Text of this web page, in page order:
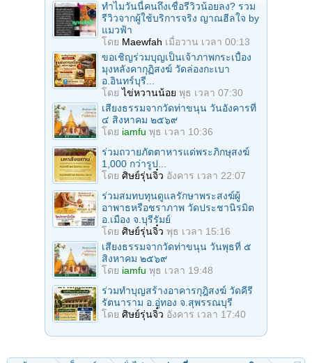
ทำไมวันนี้คนถึงเชื่อรีวิวน้อยลง? รวม
รีวิวจากผู้ใช้บริการจริง ญาณฮีลใจ by
แมวฟ้า
โดย Maewfah เมื่อวาน เวลา 00:13
ขอเชิญร่วมบุญเป็นเจ้าภาพกระเบื้อง
มุงหลังคากุฏิสงฆ์ วัดล่องกะเบา
อ.อินทร์บุรี...
โดยไข่หวานน้อย พุธ เวลา 07:30
เสียงธรรมจากวัดท่าขนุน วันอังคารที่
๔ สิงหาคม ๒๕๖๙
โดย iamfu พุธ เวลา 10:36
ร่วมถวายภัตตาหารแด่พระภิกษุสงฆ์
1,000 กว่ารูป...
โดย ศิษย์รุ่นจิ๋ว อังคาร เวลา 22:07
ร่วมสมทบทุนดูแลรักษาพระสงฆ์ผู้
อาพาธหรือชราภาพ วัดประชานิรมิต
อ.เมือง จ.บุรีรัมย์
โดย ศิษย์รุ่นจิ๋ว พุธ เวลา 15:16
เสียงธรรมจากวัดท่าขนุน วันพุธที่ ๕
สิงหาคม ๒๕๖๙
โดย iamfu พุธ เวลา 19:48
ร่วมทำบุญสร้างอาคารกุฎิสงฆ์ วัดคีรี
รัตนาราม อ.อู่ทอง จ.สุพรรณบุรี
โดย ศิษย์รุ่นจิ๋ว อังคาร เวลา 17:40